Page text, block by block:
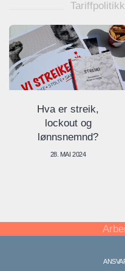
Hva er streik,
lockout og
lønnsnemnd?
28. MAI 2024